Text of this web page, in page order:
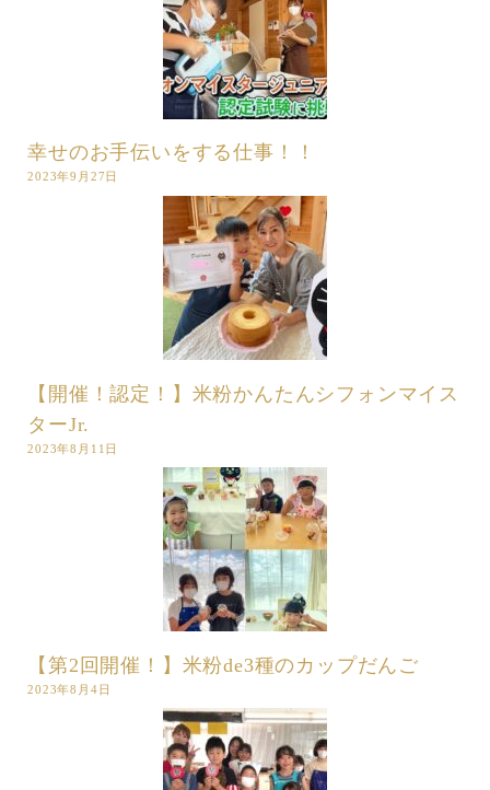
幸せのお手伝いをする仕事！！
2023年9月27日
【開催！認定！】米粉かんたんシフォンマイス
ターJr.
2023年8月11日
【第2回開催！】米粉de3種のカップだんご
2023年8月4日